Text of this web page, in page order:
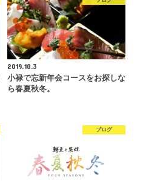
2019.10.3
小禄で忘新年会コースをお探しな
ら春夏秋冬。
ブログ